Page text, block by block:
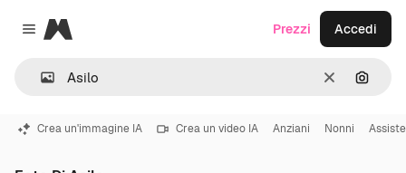
Close menu
Magnific
CancellaCerca
Prezzi Accedi
Crea un'immagine IA Crea un video IA Anziani Nonni